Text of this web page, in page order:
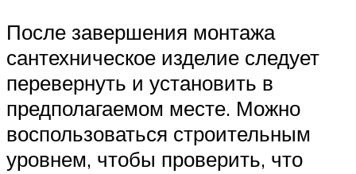
После завершения монтажа
сантехническое изделие следует
перевернуть и установить в
предполагаемом месте. Можно
воспользоваться строительным
уровнем, чтобы проверить, что